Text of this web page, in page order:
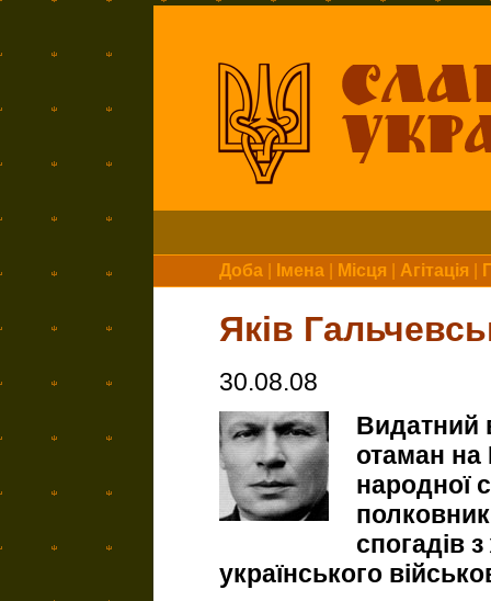
Доба Імена Місця Агітація
Яків
30.08.08
Видатний
отаман на
народної
спогадів
українського